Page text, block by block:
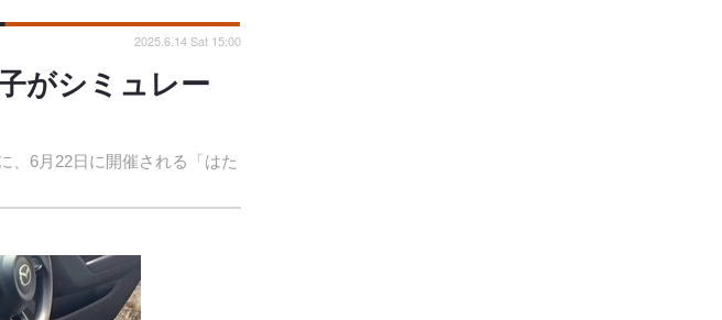
がシミュレー
、6月22日に開催される「はた
2025.6.14 Sat 15:00